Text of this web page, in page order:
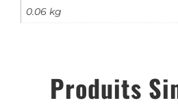
0.06 kg
Produits